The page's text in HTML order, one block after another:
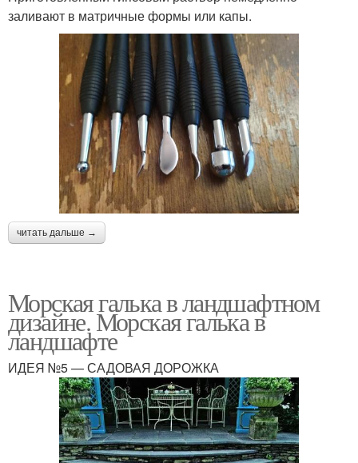
заливают в матричные формы или капы.
читать дальше →
Морская галька в ландшафтном
дизайне. Морская галька в
ландшафте
ИДЕЯ №5 — САДОВАЯ ДОРОЖКА